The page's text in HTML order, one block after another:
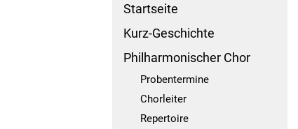
Startseite
Kurz-Geschichte
Philharmonischer Chor
Probentermine
Chorleiter
Repertoire